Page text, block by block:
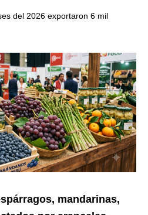
del 2026 exportaron 6 mil
mandarinas,